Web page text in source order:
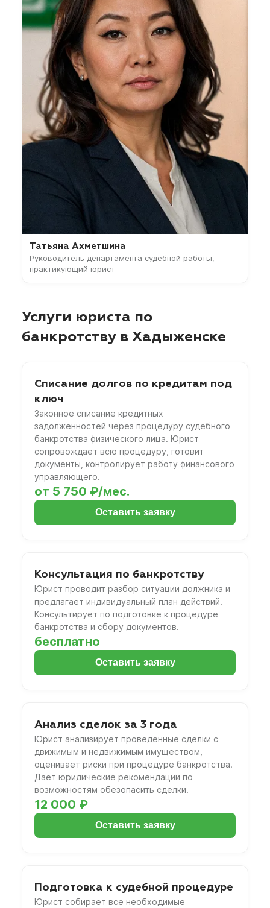
Татьяна Ахметшина
Руководитель департамента судебной работы,
практикующий юрист
Услуги юриста по
банкротству в Хадыженске
Списание долгов по кредитам под
ключ
Законное списание кредитных
задолженностей через процедуру судебного
банкротства физического лица. Юрист
сопровождает всю процедуру, готовит
документы, контролирует работу финансового
управляющего.
от 5 750 ₽/мес.
Оставить заявку
Консультация по банкротству
Юрист проводит разбор ситуации должника и
предлагает индивидуальный план действий.
Консультирует по подготовке к процедуре
банкротства и сбору документов.
бесплатно
Оставить заявку
Анализ сделок за 3 года
Юрист анализирует проведенные сделки с
движимым и недвижимым имуществом,
оценивает риски при процедуре банкротства.
Дает юридические рекомендации по
возможностям обезопасить сделки.
12 000 ₽
Оставить заявку
Подготовка к судебной процедуре
Юрист собирает все необходимые